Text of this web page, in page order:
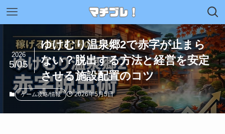
ゆけむり温泉郷2で赤字が止まら
ない？脱出する方法と経営を安定
させる施設配置のコツ
2026
5/05
ゲーム攻略/情報 2026年5月5日